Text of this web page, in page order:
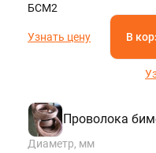
БСМ2
Узнать цену В
Проволока
Диаметр, мм